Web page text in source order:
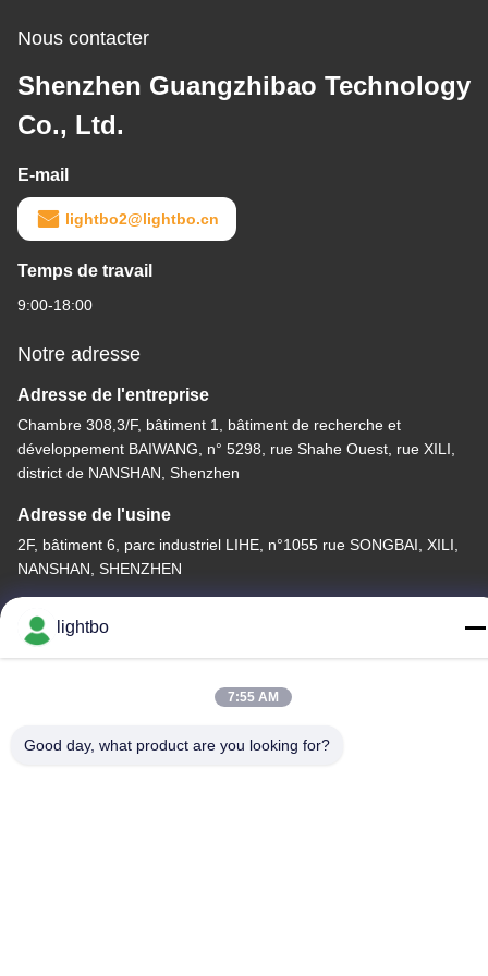
Nous contacter
Shenzhen Guangzhibao Technology
Co., Ltd.
E-mail
lightbo2@lightbo.cn
Temps de travail
9:00-18:00
Notre adresse
Adresse de l'entreprise
Chambre 308,3/F, bâtiment 1, bâtiment de recherche et
développement BAIWANG, n° 5298, rue Shahe Ouest, rue XILI,
district de NANSHAN, Shenzhen
Adresse de l'usine
2F, bâtiment 6, parc industriel LIHE, n°1055 rue SONGBAI, XILI,
NANSHAN, SHENZHEN
86-755-83983496
lightbo
7:55 AM
Good day, what product are you looking for?